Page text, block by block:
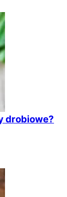
drobiowe?